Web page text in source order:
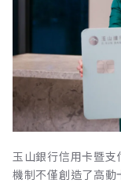
玉山銀行信用卡暨
機制不僅創造了高